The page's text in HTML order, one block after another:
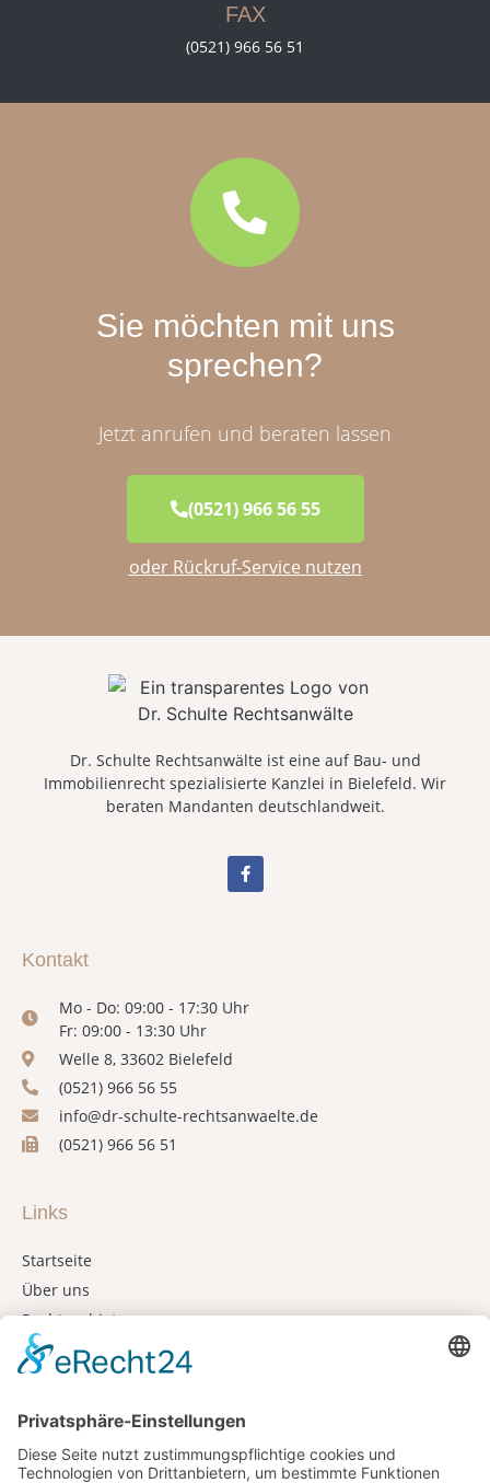
FAX
(0521) 966 56 51
Sie möchten mit uns
sprechen?
Jetzt anrufen und beraten lassen
(0521) 966 56 55
oder Rückruf-Service nutzen
Dr. Schulte Rechtsanwälte ist eine auf Bau- und
Immobilienrecht spezialisierte Kanzlei in Bielefeld. Wir
beraten Mandanten deutschlandweit.
Kontakt
Mo - Do: 09:00 - 17:30 Uhr
Fr: 09:00 - 13:30 Uhr
Welle 8, 33602 Bielefeld
(0521) 966 56 55
info@dr-schulte-rechtsanwaelte.de
(0521) 966 56 51
Links
Startseite
Über uns
Rechtsgebiete
Kooperationen
Kontakt
Wir vertreten